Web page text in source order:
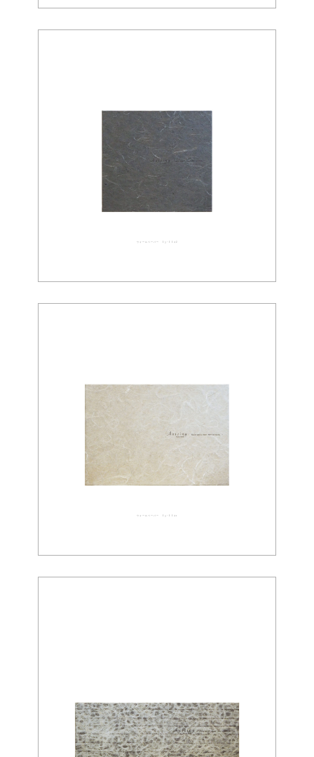
ウォールペーパー 03-0042
ウォールペーパー 03-0041